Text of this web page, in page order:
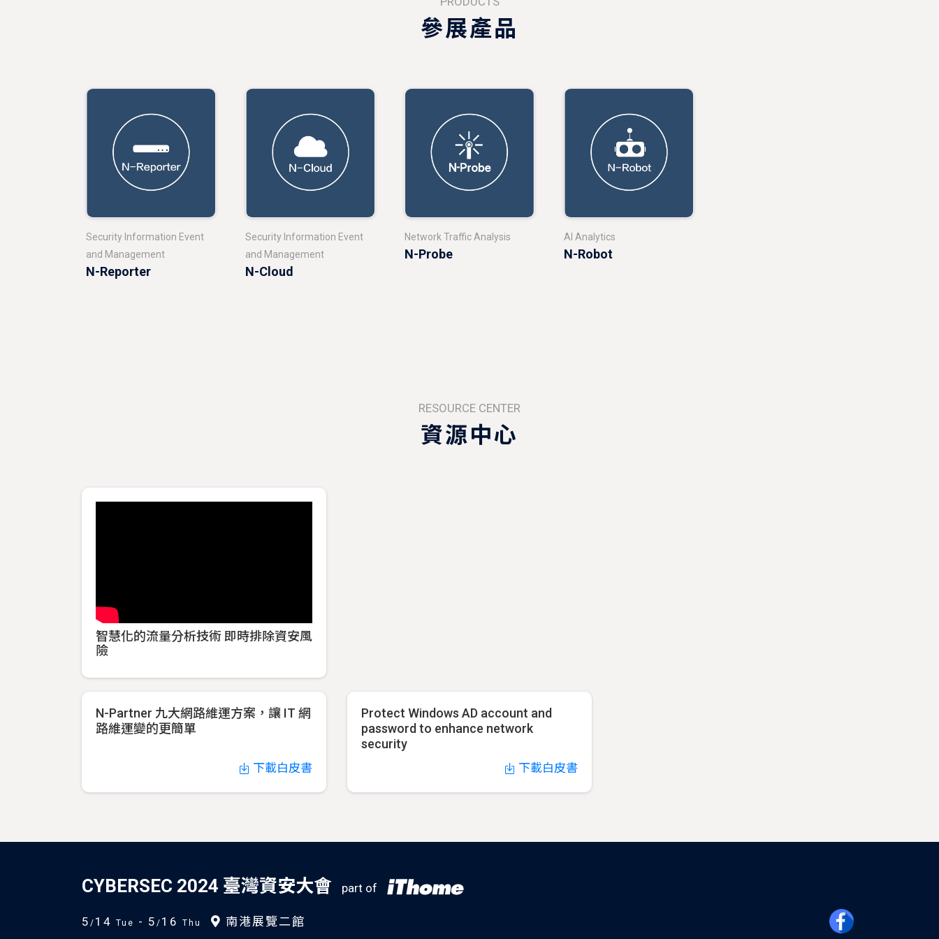
參展產品
Security Information Event
and Management
N-Reporter
Security Information Event
and Management
N-Cloud
Network Traffic Analysis
N-Probe
AI Analytics
N-Robot
RESOURCE CENTER
資源中心
智慧化的流量分析技術 即時排除資安風
險
N-Partner 九大網路維運方案，讓 IT 網
路維運變的更簡單
下載白皮書
Protect Windows AD account and
password to enhance network
security
下載白皮書
CYBERSEC 2024 臺灣資安大會 part of
5 / 14 Tue - 5 / 16 Thu 南港展覽二館